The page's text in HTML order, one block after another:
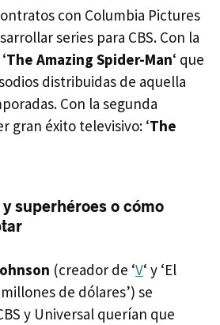
con Columbia Pictures
series para CBS. Con la
The Amazing Spider-Man‘ que
distribuidas de aquella
Con la segunda
gran éxito televisivo: ‘The
y superhéroes o cómo
(creador de ‘V‘ y ‘El
de dólares’) se
y Universal querían que